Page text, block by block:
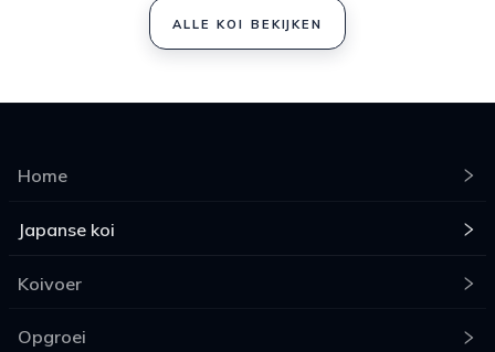
ALLE KOI BEKIJKEN
Home
Japanse koi
Koivoer
Opgroei